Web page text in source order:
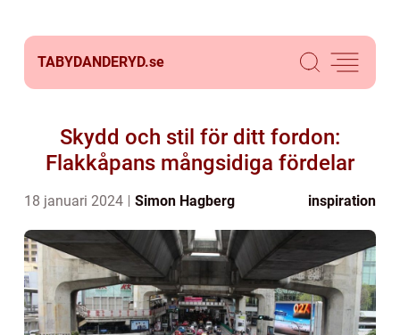
TABYDANDERYD.se
Skydd och stil för ditt fordon:
Flakkåpans mångsidiga fördelar
18 januari 2024 Simon Hagberg inspiration